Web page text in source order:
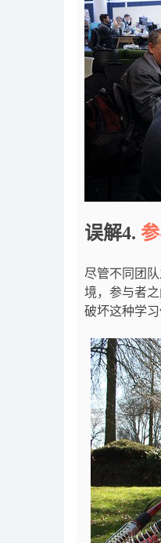
误解4.
尽管不同团
境，参与者
破坏这种学习